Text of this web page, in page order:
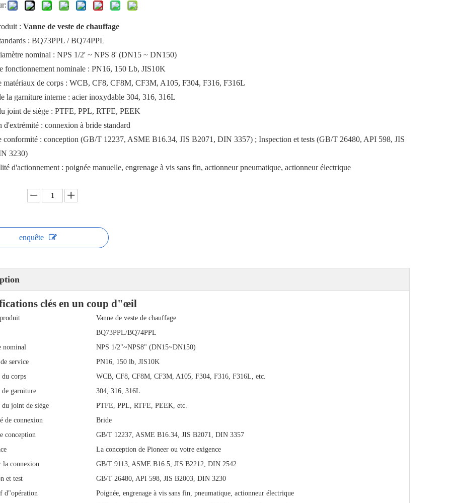
: Vanne de veste de chauffage
: BQ73PPL / BQ74PPL
nominal : NPS 1/2' ~ NPS 8' (DN15 ~ DN150)
fonctionnement nominale : PN16, 150 Lb, JIS10K
matériaux de corps : WCB, CF8, CF8M, CF3M, A105, F304, F316, F316L
la garniture interne : acier inoxydable 304, 316, 316L
joint de siège : PTFE, PPL, RTFE, PEEK
d'extrémité : connexion à bride standard
conformité : conception (GB/T 12237, ASME B16.34, JIS B2071, DIN 3357) ; Inspection et tests (GB/T 26480, API 598, JIS
3230)
d'actionnement : poignée manuelle, engrenage à vis sans fin, actionneur pneumatique, actionneur électrique
enquête
clés en un coup d"œil
Vanne de veste de chauffage
BQ73PPL/BQ74PPL
nominal
NPS 1/2"~NPS8" (DN15~DN150)
service
PN16, 150 lb, JIS10K
corps
WCB, CF8, CF8M, CF3M, A105, F304, F316, F316L, etc.
de garniture
304, 316, 316L
du joint de siège
PTFE, PPL, RTFE, PEEK, etc.
de connexion
Bride
conception
GB/T 12237, ASME B16.34, JIS B2071, DIN 3357
La conception de Pioneer ou votre exigence
la connexion
GB/T 9113, ASME B16.5, JIS B2212, DIN 2542
et test
GB/T 26480, API 598, JIS B2003, DIN 3230
d"opération
Poignée, engrenage à vis sans fin, pneumatique, actionneur électrique